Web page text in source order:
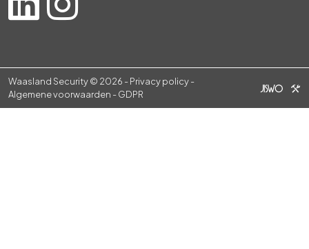
Waasland Security © 2026 -Privacy policy-
Algemene voorwaarden -GDPR